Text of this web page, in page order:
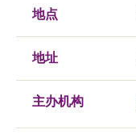
地点
地址
主办机构